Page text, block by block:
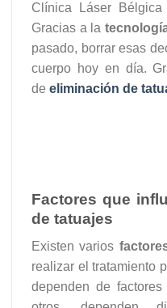
Clínica Láser
Gracias a la
pasado, borrar esas
cuerpo hoy en día.
de eliminación de
Factores que
de tatuajes
Existen varios
realizar el tratamiento
dependen de